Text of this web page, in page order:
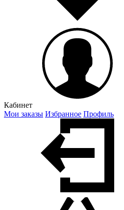
Кабинет
Мои заказы Избранное Профиль